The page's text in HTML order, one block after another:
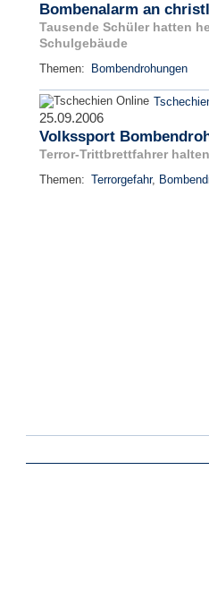
Bombenalarm an
Tausende Schüler hatten
Schulgebäude
Themen: Bombendrohungen
25.09.2006
Volkssport
Terror-Trittbrettfahrer
Themen: Terrorgefahr,